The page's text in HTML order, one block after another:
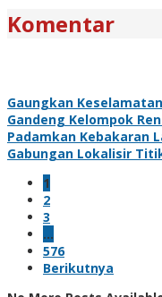
Komentar
Gaungkan
Gandeng Kelompok
Padamkan Kebakaran
Gabungan Lokalisir
1
2
3
…
576
Berikutnya